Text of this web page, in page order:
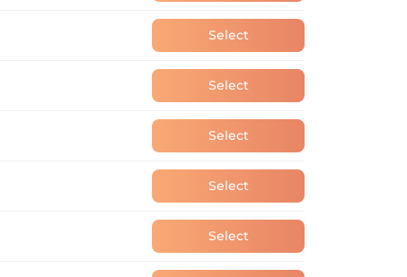
Select
Select
Select
Select
Select